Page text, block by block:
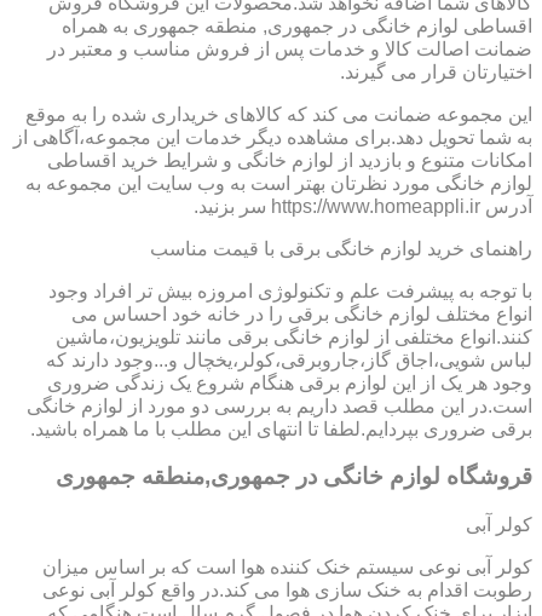
اقساطی لوازم خانگی در جمهوری, منطقه جمهوری به همراه
ضمانت اصالت کالا و خدمات پس از فروش مناسب و معتبر در
اختیارتان قرار می گیرند.
این مجموعه ضمانت می کند که کالاهای خریداری شده را به موقع
به شما تحویل دهد.برای مشاهده دیگر خدمات این مجموعه،آگاهی از
امکانات متنوع و بازدید از لوازم خانگی و شرایط خرید اقساطی
لوازم خانگی مورد نظرتان بهتر است به وب سایت این مجموعه به
آدرس https://www.homeappli.ir سر بزنید.
راهنمای خرید لوازم خانگی برقی با قیمت مناسب
با توجه به پیشرفت علم و تکنولوژی امروزه بیش تر افراد وجود
انواع مختلف لوازم خانگی برقی را در خانه خود احساس می
کنند.انواع مختلفی از لوازم خانگی برقی مانند تلویزیون،ماشین
لباس شویی،اجاق گاز،جاروبرقی،کولر،یخچال و...وجود دارند که
وجود هر یک از این لوازم برقی هنگام شروع یک زندگی ضروری
است.در این مطلب قصد داریم به بررسی دو مورد از لوازم خانگی
برقی ضروری بپردایم.لطفا تا انتهای این مطلب با ما همراه باشید.
قروشگاه لوازم خانگی در جمهوری,منطقه جمهوری
کولر آبی
کولر آبی نوعی سیستم خنک کننده هوا است که بر اساس میزان
رطوبت اقدام به خنک سازی هوا می کند.در واقع کولر آبی نوعی